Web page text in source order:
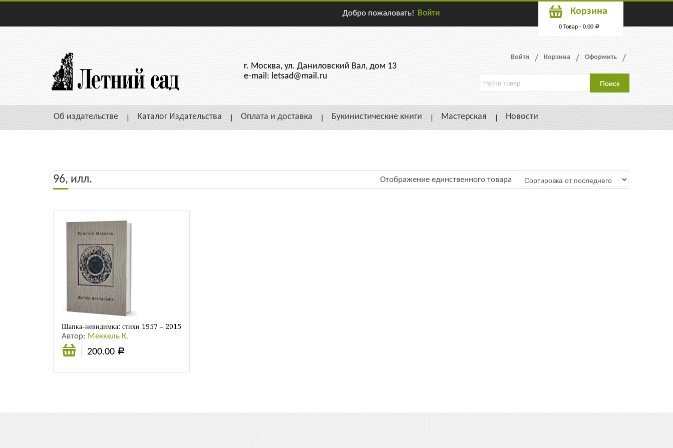
Добро пожаловать! Войти Корзина
0 Товар - 0.00 Р
г. Москва, ул. Даниловский Вал, дом 13
e-mail: letsad@mail.ru
Войти Корзина Оформить
Об издательстве Каталог Издательства Оплата и доставка Букинистические книги Мастерская Новости
96, илл. Отображение единственного товара
Шапка-невидимка: стихи 1957 – 2015 гг.
Автор: Меккель К.
200.00 Р